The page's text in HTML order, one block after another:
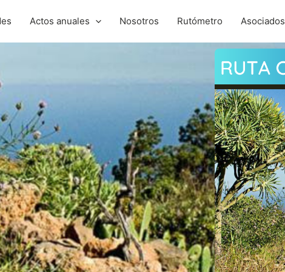
Actos anuales Nosotros Rutómetro Asociados